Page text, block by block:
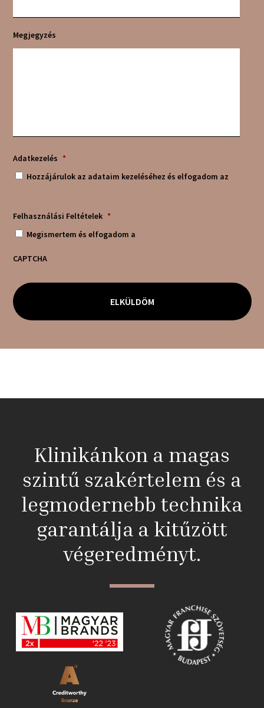
Megjegyzés
Adatkezelés *
Hozzájárulok az adataim kezeléséhez és elfogadom az
Felhasználási Feltételek *
Megismertem és elfogadom a
CAPTCHA
Klinikánkon a magas
szintű szakértelem és a
legmodernebb technika
garantálja a kitűzött
végeredményt.